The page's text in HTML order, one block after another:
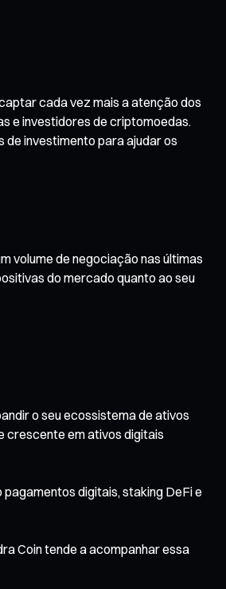
cada vez mais a atenção dos
e investidores de criptomoedas.
de investimento para ajudar os
volume de negociação nas últimas
do mercado quanto ao seu
o seu ecossistema de ativos
crescente em ativos digitais
digitais, staking DeFi e
Coin tende a acompanhar essa